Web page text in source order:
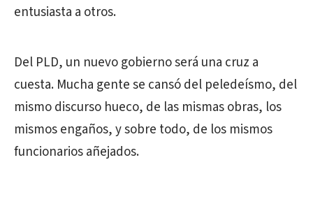
entusiasta a otros.
Del PLD, un nuevo gobierno será una cruz a
cuesta. Mucha gente se cansó del peledeísmo, del
mismo discurso hueco, de las mismas obras, los
mismos engaños, y sobre todo, de los mismos
funcionarios añejados.